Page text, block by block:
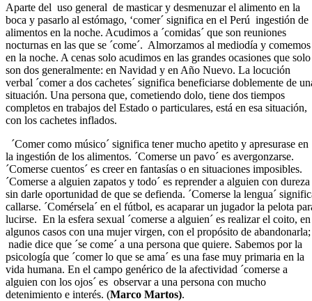
Aparte del uso general de masticar y desmenuzar el alimento en la
boca y pasarlo al estómago, ‘comer´ significa en el Perú ingestión de
alimentos en la noche. Acudimos a ´comidas´ que son reuniones
nocturnas en las que se ´come´. Almorzamos al mediodía y comemos
en la noche. A cenas solo acudimos en las grandes ocasiones que solo
son dos generalmente: en Navidad y en Año Nuevo. La locución
verbal ´comer a dos cachetes´ significa beneficiarse doblemente de
situación. Una persona que, cometiendo dolo, tiene dos tiempos
completos en trabajos del Estado o particulares, está en esa situación,
con los cachetes inflados.
´Comer como músico´ significa tener mucho apetito y apresurase en
la ingestión de los alimentos. ´Comerse un pavo´ es avergonzarse.
´Comerse cuentos´ es creer en fantasías o en situaciones imposibles.
´Comerse a alguien zapatos y todo´ es reprender a alguien con dureza
sin darle oportunidad de que se defienda. ´Comerse la lengua´
callarse. ´Comérsela´ en el fútbol, es acaparar un jugador la pelota
lucirse. En la esfera sexual ´comerse a alguien´ es realizar el coito, en
algunos casos con una mujer virgen, con el propósito de abandonarla;
nadie dice que ´se come´ a una persona que quiere. Sabemos por la
psicología que ´comer lo que se ama´ es una fase muy primaria en la
vida humana. En el campo genérico de la afectividad ´comerse a
alguien con los ojos´ es observar a una persona con mucho
detenimiento e interés. (Marco Martos).